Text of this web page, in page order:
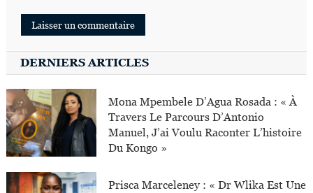
DERNIERS ARTICLES
Mona Mpembele D’Agua Rosada : « À
Travers Le Parcours D’Antonio
Manuel, J’ai Voulu Raconter L’histoire
Du Kongo »
Prisca Marceleney : « Dr Wlika Est Une